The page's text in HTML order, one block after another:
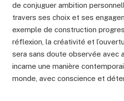
de conjuguer ambition
travers ses choix et ses
exemple de construction
réflexion, la créativité et
sera sans doute observée avec
incarne une manière
monde, avec conscience et